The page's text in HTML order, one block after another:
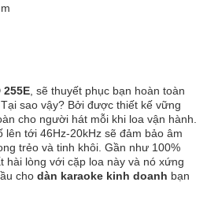
255E , sẽ thuyết phục bạn hoàn toàn
sao vậy? Bởi được thiết kế vững
cho người hát mỗi khi loa vận hành.
lên tới 46Hz-20kHz sẽ đảm bảo âm
trẻo và tinh khôi. Gần như 100%
hài lòng với cặp loa này và nó xứng
chodàn karaoke kinh doanh bạn